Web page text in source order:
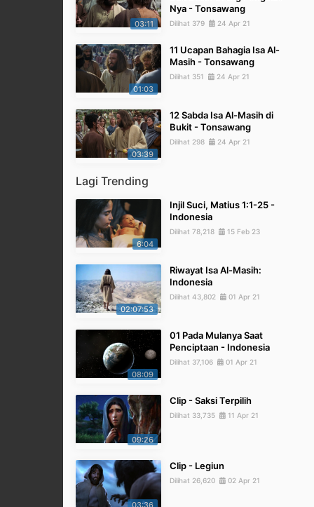
03:11
Nya - Tonsawang
Dilihat 379 24 Apr 21
01:03
11 Ucapan Bahagia Isa Al-
Masih - Tonsawang
Dilihat 351 24 Apr 21
03:39
12 Sabda Isa Al-Masih di
Bukit - Tonsawang
Dilihat 298 24 Apr 21
Lagi Trending
6:04
Injil Suci, Matius 1:1-25 -
Indonesia
Dilihat 78,218 15 Feb 23
02:07:53
Riwayat Isa Al-Masih:
Indonesia
Dilihat 43,802 01 Apr 21
08:09
01 Pada Mulanya Saat
Penciptaan - Indonesia
Dilihat 37,106 01 Apr 21
09:26
Clip - Saksi Terpilih
Dilihat 33,735 11 Apr 21
Clip - Legiun
Dilihat 26,620 02 Apr 21